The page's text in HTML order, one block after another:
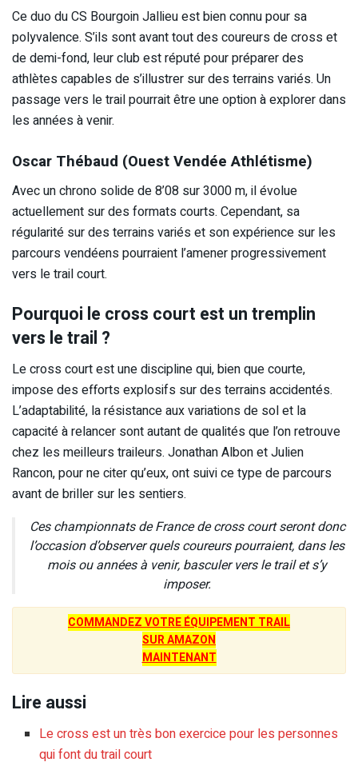
Ce duo du CS Bourgoin Jallieu est bien connu pour sa
polyvalence. S’ils sont avant tout des coureurs de cross et
de demi-fond, leur club est réputé pour préparer des
athlètes capables de s’illustrer sur des terrains variés. Un
passage vers le trail pourrait être une option à explorer dans
les années à venir.
Oscar Thébaud (Ouest Vendée Athlétisme)
Avec un chrono solide de 8’08 sur 3000 m, il évolue
actuellement sur des formats courts. Cependant, sa
régularité sur des terrains variés et son expérience sur les
parcours vendéens pourraient l’amener progressivement
vers le trail court.
Pourquoi le cross court est un tremplin
vers le trail ?
Le cross court est une discipline qui, bien que courte,
impose des efforts explosifs sur des terrains accidentés.
L’adaptabilité, la résistance aux variations de sol et la
capacité à relancer sont autant de qualités que l’on retrouve
chez les meilleurs traileurs. Jonathan Albon et Julien
Rancon, pour ne citer qu’eux, ont suivi ce type de parcours
avant de briller sur les sentiers.
Ces championnats de France de cross court seront donc
l’occasion d’observer quels coureurs pourraient, dans les
mois ou années à venir, basculer vers le trail et s’y
imposer.
COMMANDEZ VOTRE ÉQUIPEMENT TRAIL
SUR AMAZON
MAINTENANT
Lire aussi
Le cross est un très bon exercice pour les personnes
qui font du trail court